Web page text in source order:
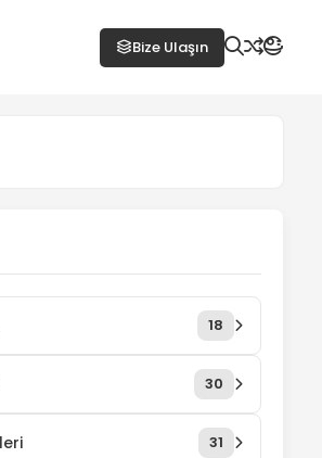
Bize Ulaşın
18
30
31